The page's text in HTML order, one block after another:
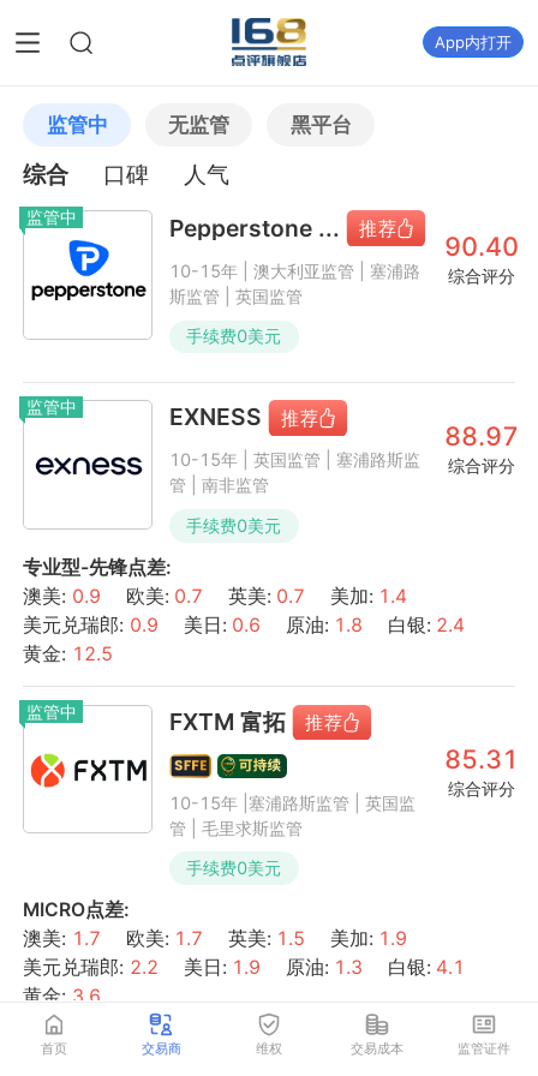
App内打开
监管中 无监管 黑平台
综合 口碑 人气
监管中 Pepperstone ...
10-15年 | 澳大利亚监管 | 塞浦路
斯监管 | 英国监管
90.40
综合评分
手续费0美元
监管中 EXNESS
10-15年 | 英国监管 | 塞浦路斯监
管 | 南非监管
88.97
综合评分
手续费0美元
专业型-先锋点差:
澳美: 0.9 欧美: 0.7 英美: 0.7 美加: 1.4
美元兑瑞郎: 0.9 美日 : 0.6 原油: 1.8 白银: 2.4
黄金: 12.5
监管中 FXTM 富拓
10-15年 |塞浦路斯监管 | 英国监
管 | 毛里求斯监管
85.31
综合评分
手续费0美元
MICRO点差:
澳美: 1.7 欧美: 1.7 英美: 1.5 美加: 1.9
美元兑瑞郎: 2.2 美日 : 1.9 原油: 1.3 白银: 4.1
黄金: 3.6
监管中 axi
首页 交易商 维权 交易成本 监管证件